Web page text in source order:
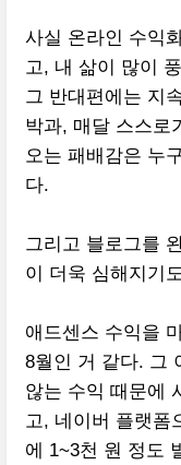
사실 온라인 수익
고, 내 삶이 많이
그 반대편에는 지
박과, 매달 스스로
오는 패배감은 누
다.
그리고 블로그를
이 더욱 심해지기
애드센스 수익을
8월인 거 같다. 그
않는 수익 때문에
고, 네이버 플랫폼
에 1~3천 원 정도